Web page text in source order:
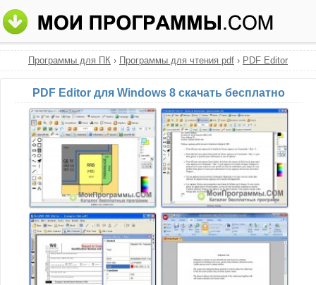
Программы для ПК › Программы для чтения pdf › PDF Editor
PDF Editor для Windows 8 скачать бесплатно